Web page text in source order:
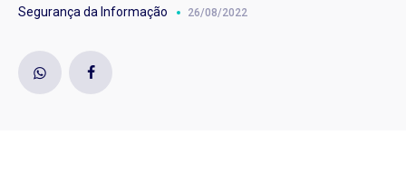
Segurança da Informação 26/08/2022